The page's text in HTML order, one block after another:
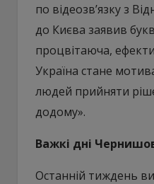
по відеозв’язку з
до Києва заявив
процвітаюча,
Україна стане
людей прийняти
додому».
Важкі дні
Останній тиждень